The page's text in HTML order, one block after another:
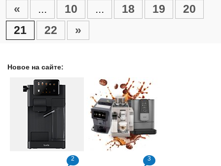
« ... 10 ... 18 19
20
21
22 »
Новое на сайте:
2
3